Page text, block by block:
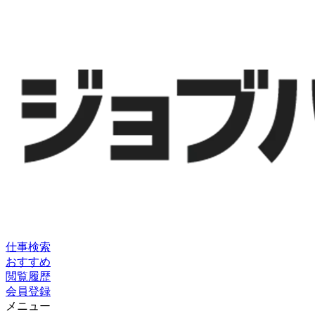
仕事検索
おすすめ
閲覧履歴
会員登録
メニュー